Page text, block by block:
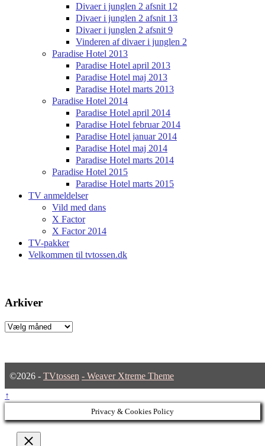
Divaer i junglen 2 afsnit 12
Divaer i junglen 2 afsnit 13
Divaer i junglen 2 afsnit 9
Vinderen af divaer i junglen 2
Paradise Hotel 2013
Paradise Hotel april 2013
Paradise Hotel maj 2013
Paradise Hotel marts 2013
Paradise Hotel 2014
Paradise Hotel april 2014
Paradise Hotel februar 2014
Paradise Hotel januar 2014
Paradise Hotel maj 2014
Paradise Hotel marts 2014
Paradise Hotel 2015
Paradise Hotel marts 2015
TV anmeldelser
Vild med dans
X Factor
X Factor 2014
TV-pakker
Velkommen til tvtossen.dk
Arkiver
Arkiver
©2026 - TVtossen - Weaver Xtreme Theme
↑
Privacy & Cookies Policy